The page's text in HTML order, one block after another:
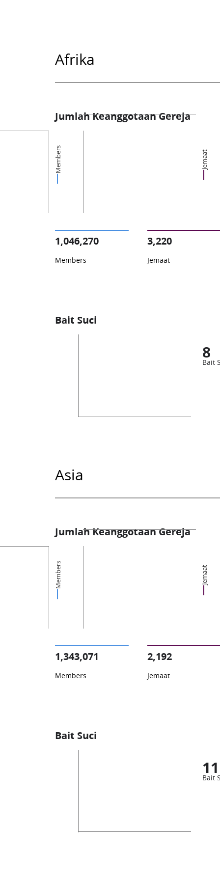
Afrika
Jumlah Keanggotaan Gereja
Members Jemaat
1,046,270
Members
3,220
Jemaat
Bait Suci
8
Bait
Asia
Jumlah Keanggotaan Gereja
Members Jemaat
1,343,071
Members
2,192
Jemaat
Bait Suci
11
Bait